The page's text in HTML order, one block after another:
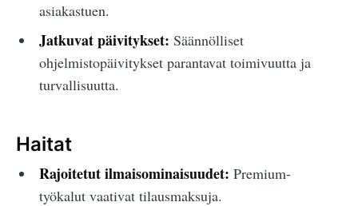
asiakastuen.
Jatkuvat päivitykset: Säännölliset
ohjelmistopäivitykset parantavat toimivuutta ja
turvallisuutta.
Haitat
Rajoitetut ilmaisominaisuudet: Premium-
työkalut vaativat tilausmaksuja.